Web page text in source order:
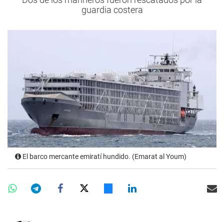
guardia costera
El barco mercante emiratí hundido. (Emarat al Youm)